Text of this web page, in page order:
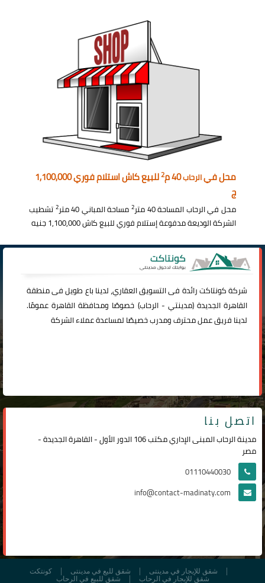
محل فيالرحاب40 م 2
للبيع كاش استلام فوري 1,100,000
ج
محل في الرحاب المساحة 40 متر 2مساحة المباني 40 متر 2 تشطيب
الشركة الوديعة مدفوعة إستلام فوري للبيع كاش 1,100,000 جنيه
شركةكونتاكترائدة فى التسويق العقاري، لدينا باع طويل فى منطقة
القاهرة الجديدة (مدينتي -الرحاب) خصوصًا ومحافظة القاهرة عمومًا.
لدينا فريق عمل محترف ومدرب خصيصًا لمساعدة عملاء الشركة
اتصل بنا
مدينة الرحاب المبنى الإداري مكتب 106 الدور الأول - القاهرة الجديدة -
مصر
01110440030
info@contact-madinaty.com
كونتكت شقق لليع في مدينتى
شقق للإيجار في مدينتى
شقق للبيع في الرحاب
شقق للإيجار في الرحاب